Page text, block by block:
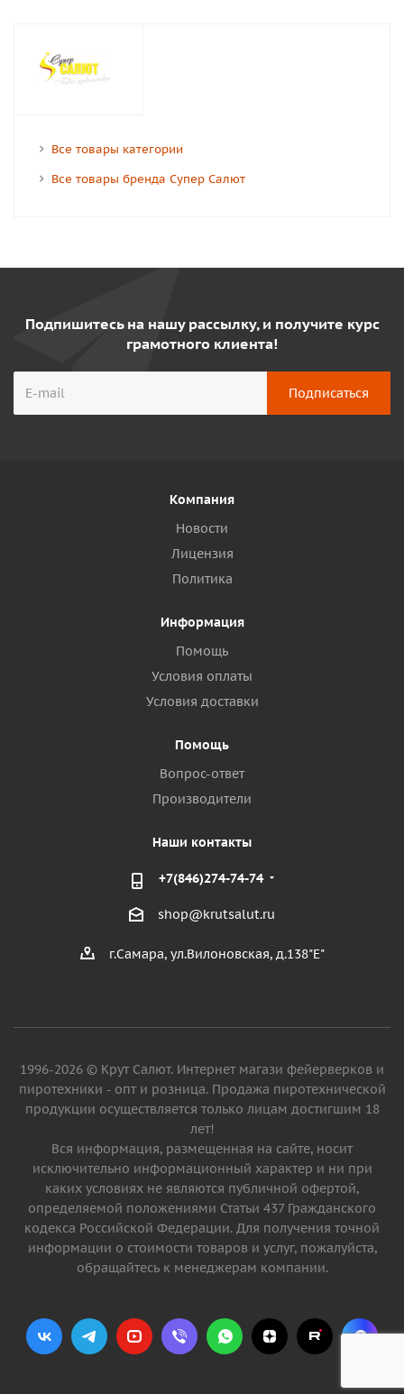
Все товары категории
Все товары бренда Супер Салют
Подпишитесь на нашу рассылку, и получите курс
грамотного клиента!
Компания
Новости
Лицензия
Политика
Информация
Помощь
Условия оплаты
Условия доставки
Помощь
Вопрос-ответ
Производители
Наши контакты
+7(846)274-74-74
shop@krutsalut.ru
г.Самара, ул.Вилоновская, д.138"Е"
1996-2026 © Крут Салют. Интернет магази фейерверков и
пиротехники - опт и розница. Продажа пиротехнической
продукции осуществляется только лицам достигшим 18
лет!
Вся информация, размещенная на сайте, носит
исключительно информационный характер и ни при
каких условиях не являются публичной офертой,
определяемой положениями Статьи 437 Гражданского
кодекса Российской Федерации. Для получения точной
информации о стоимости товаров и услуг, пожалуйста,
обращайтесь к менеджерам компании.